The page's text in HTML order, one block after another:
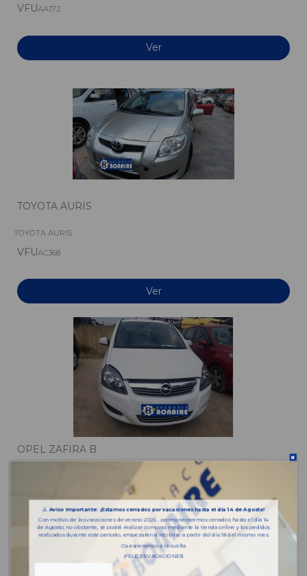
VFUAA172
Ver
TOYOTA AURIS
TOYOTA AURIS
VFUAC368
Ver
OPEL ZAFIRA B
Ver
⚠️Aviso importante: ¡Estamos cerrados por vacaciones hasta el día 14 de Agosto!
Con motivo de las vacaciones de verano 2026 , permaneceremos cerrados hasta el día 14
de Agosto, no obstante, se podrá realizar compras mediante la tienda online y los pedidos
realizados durante este periodo, empezarán a recibirse a partir del día 18 del mismo mes.
Os esperamos a la vuelta
¡FELICES VACACIONES!